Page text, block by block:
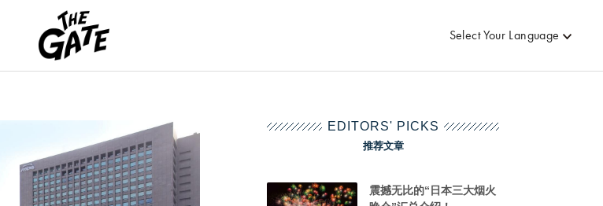
Select Your Language
EDITORS' PICKS
推荐文章
震撼无比的“日本三大烟火